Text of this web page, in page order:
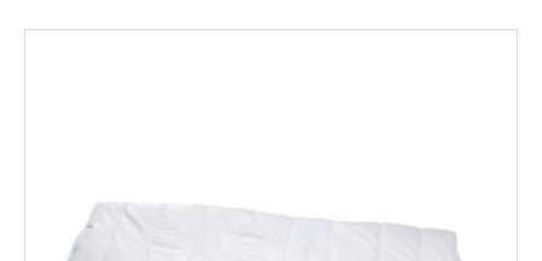
327,00€